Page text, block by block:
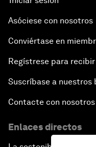
Asóciese con nosotros
Conviértase en
Regístrese para
Suscríbase a nuestros
Contacte con nosotros
Enlaces directos